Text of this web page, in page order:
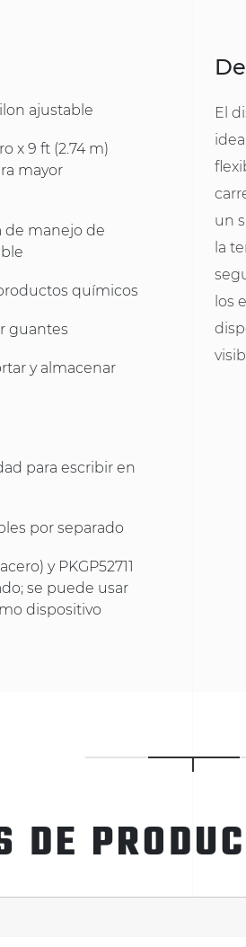
ajustable
x 9 ft (2.74 m)
mayor
de manejo de
químicos
guantes
y almacenar
para escribir en
por separado
y PKGP52711
se puede usar
dispositivo
El
un
la
los
DE